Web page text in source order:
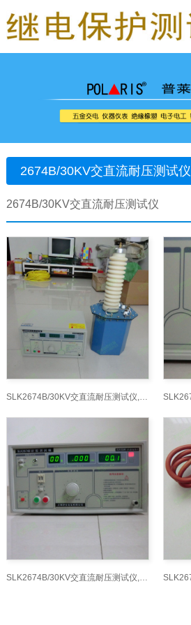
2674B/30KV交直流耐压测试仪
2674B/30KV交直流耐压测试仪
SLK2674B/30KV交直流耐压测试仪,交流耐电压测试仪
SLK2674B/30KV交直流耐压测试仪,交流耐电压测试仪